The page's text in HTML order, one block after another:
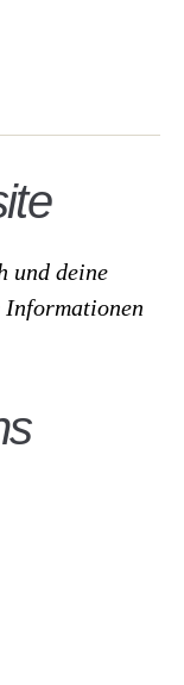
und deine
Informationen